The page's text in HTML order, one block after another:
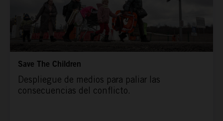
Save The Children
Despliegue de medios para paliar las
consecuencias del conflicto.